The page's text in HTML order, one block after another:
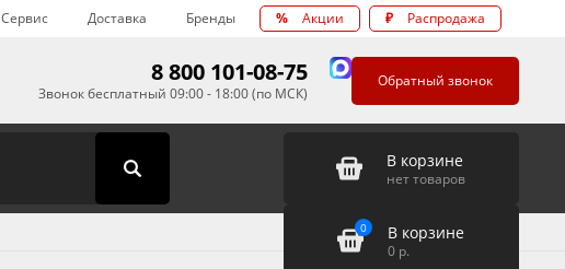
Сервис Доставка Бренды % Акции ₽ Распродажа
8 800 101-08-75
Звонок бесплатный 09:00 - 18:00 (по МСК)
Обратный звонок
В корзине
нет товаров
0 В корзине
0 р.